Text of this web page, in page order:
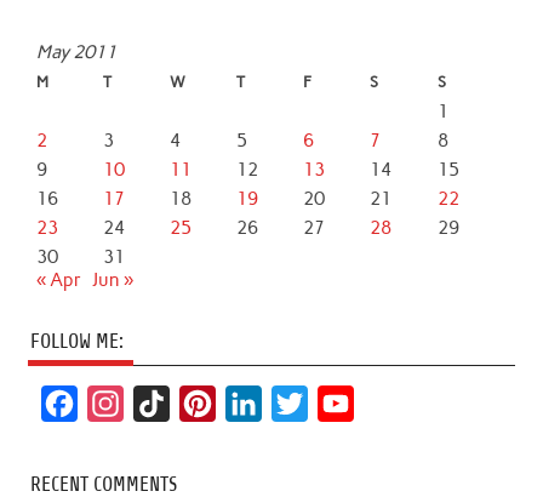
May 2011
M T W T F S S
1
2
3 4 5 6 7
8
9
10 11 12 13 14
15
16
17 18 19 20 21
22
23
24 25 26 27 28
29
30
31
« Apr Jun »
FOLLOW ME:
c
s
k
RECENT COMMENTS